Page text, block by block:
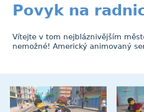
Povyk na
Vítejte v tom nejbláznivějším
nemožné! Americký animovaný